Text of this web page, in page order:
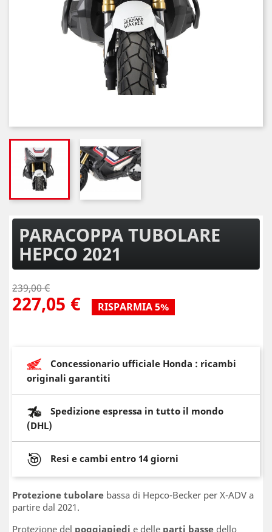
PARACOPPA TUBOLARE
HEPCO 2021
239,00 €
227,05 € RISPARMIA 5%
Concessionario ufficiale Honda : ricambi
originali garantiti
Spedizione espressa in tutto il mondo
(DHL)
Resi e cambi entro 14 giorni
Protezione tubolare bassa di Hepco-Becker per X-ADV a
partire dal 2021.
Protezione del poggiapiedi e delle parti basse dello